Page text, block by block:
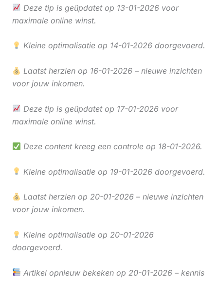
Deze tip is geüpdatet op 13-01-2026 voor
maximale online winst.
Kleine optimalisatie op 14-01-2026 doorgevoerd.
Laatst herzien op 16-01-2026 – nieuwe inzichten
voor jouw inkomen.
Deze tip is geüpdatet op 17-01-2026 voor
maximale online winst.
Deze content kreeg een controle op 18-01-2026.
Kleine optimalisatie op 19-01-2026 doorgevoerd.
Laatst herzien op 20-01-2026 – nieuwe inzichten
voor jouw inkomen.
Kleine optimalisatie op 20-01-2026
doorgevoerd.
Artikel opnieuw bekeken op 20-01-2026 – kennis